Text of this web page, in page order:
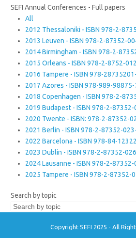
SEFI Annual Conferences - Full papers
All
2012 Thessaloniki - ISBN 978-2-
2013 Leuven - ISBN 978-2-87352-
2014 Birmingham - ISBN 978-2-
2015 Orleans - ISBN 978-2-8752-
2016 Tampere - ISBN 978-
2017 Azores - ISBN 978-989-98875-
2018 Copenhagen - ISBN 978-2-
2019 Budapest - ISBN 978-2-87352-
2020 Twente - ISBN: 978-2-87352-
2021 Berlin - ISBN 978-2-87352-
2022 Barcelona - ISBN 978-84-
2023 Dublin - ISBN 978-2-87352-
2024 Lausanne - ISBN 978-2-
2025 Tampere - ISBN 978-2-87352-
Search by topic
Copyright SEFI 2025 - All